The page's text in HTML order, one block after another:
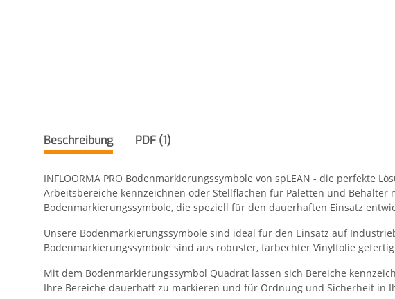
Beschreibung PDF (1)
INFLOORMA PRO Bodenmarkierungssymbole von spLEAN - die perfekte
Arbeitsbereiche kennzeichnen oder Stellflächen für Paletten und Behälter
Bodenmarkierungssymbole, die speziell für den dauerhaften Einsatz
Unsere Bodenmarkierungssymbole sind ideal für den Einsatz auf
Bodenmarkierungssymbole sind aus robuster, farbechter Vinylfolie
Mit dem Bodenmarkierungssymbol Quadrat lassen sich Bereiche
Ihre Bereiche dauerhaft zu markieren und für Ordnung und Sicherheit in